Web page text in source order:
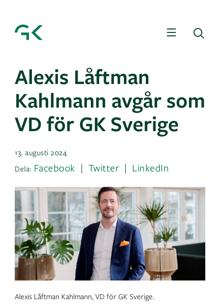
Meny
Alexis Låftman
Kahlmann avgår som
VD för GK Sverige
13. augusti 2024
Dela: Facebook Twitter LinkedIn
Alexis Låftman Kahlmann, VD för GK Sverige.